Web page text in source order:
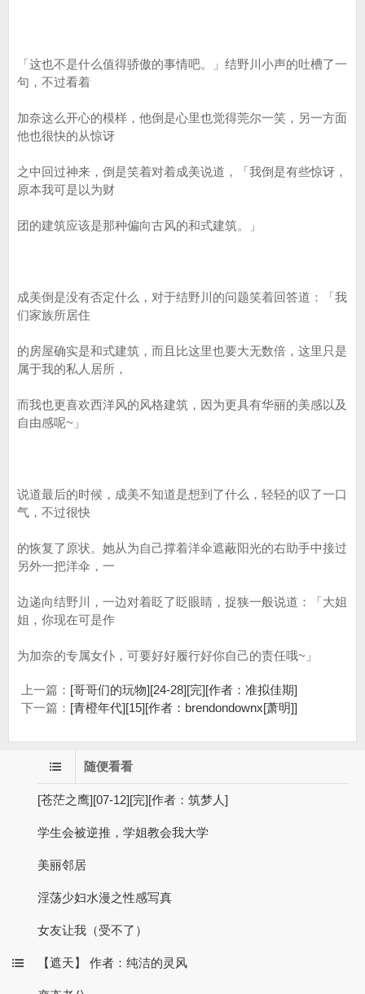
「这也不是什么值得骄傲的事情吧。」结野川小声的吐槽了一
句，不过看着
加奈这么开心的模样，他倒是心里也觉得莞尔一笑，另一方面
他也很快的从惊讶
之中回过神来，倒是笑着对着成美说道，「我倒是有些惊讶，
原本我可是以为财
团的建筑应该是那种偏向古风的和式建筑。」
成美倒是没有否定什么，对于结野川的问题笑着回答道：「我
们家族所居住
的房屋确实是和式建筑，而且比这里也要大无数倍，这里只是
属于我的私人居所，
而我也更喜欢西洋风的风格建筑，因为更具有华丽的美感以及
自由感呢~」
说道最后的时候，成美不知道是想到了什么，轻轻的叹了一口
气，不过很快
的恢复了原状。她从为自己撑着洋伞遮蔽阳光的右助手中接过
另外一把洋伞，一
边递向结野川，一边对着眨了眨眼睛，捉狭一般说道：「大姐
姐，你现在可是作
为加奈的专属女仆，可要好好履行好你自己的责任哦~」
上一篇： [哥哥们的玩物][24-28][完][作者：准拟佳期]
下一篇： [青橙年代][15][作者：brendondownx[萧明]]
随便看看
[苍茫之鹰][07-12][完][作者：筑梦人]
学生会被逆推，学姐教会我大学
美丽邻居
淫荡少妇水漫之性感写真
女友让我（受不了）
【遮天】 作者：纯洁的灵风